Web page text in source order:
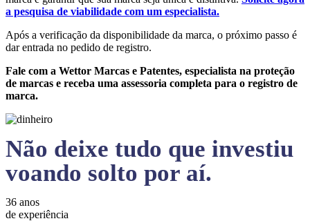
a pesquisa de viabilidade com um especialista.
Após a verificação da disponibilidade da marca, o próximo passo é
dar entrada no pedido de registro.
Fale com a Wettor Marcas e Patentes, especialista na proteção
de marcas e receba uma assessoria completa para o registro de
marca.
Não deixe tudo que investiu
voando solto por aí.
36 anos
de experiência